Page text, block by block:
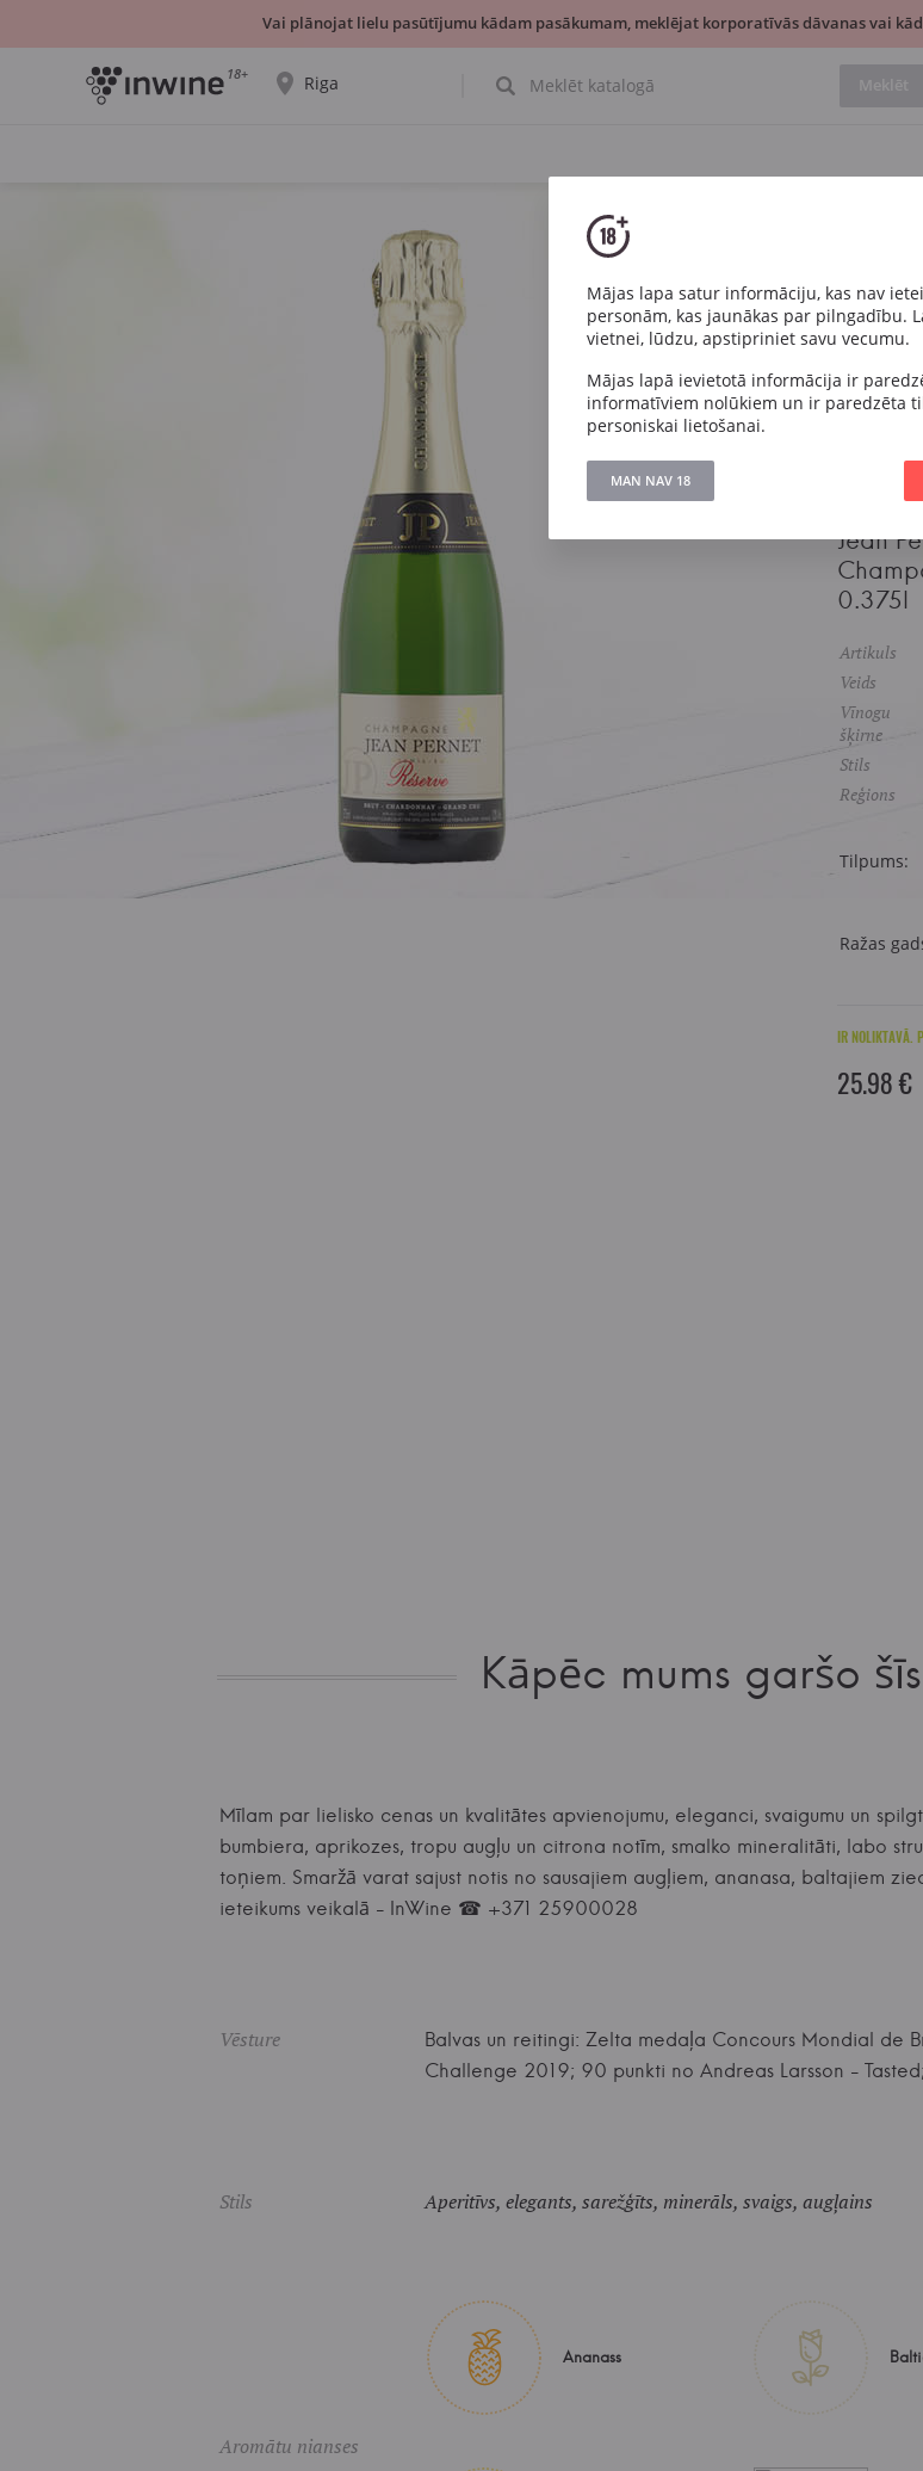
18+ Riga
Jean
Mesnil
Jean
0.375l
Artikuls
Veids
Vīnogu
šķirne
Stils
Reģions
Tilpums:
Ražas
IR NOLIKTAVĀ.
25.98 €
Kāpēc mums garšo
Mīlam par lielisko cenas un kvalitātes apvienojumu, eleganci, svaigumu un
bumbiera, aprikozes, tropu augļu un citrona notīm, smalko mineralitāti, labo
toņiem. Smaržā varat sajust notis no sausajiem augļiem, ananasa, baltajiem
ieteikums veikalā - InWine ☎ +371 25900028
Vēsture
Balvas un reitingi: Zelta medaļa Concours Mondial de
Challenge 2019; 90 punkti no Andreas Larsson -
Stils Aperitīvs, elegants, sarežģīts, minerāls, svaigs, augļains
Aromātu nianses
Ananass
Mājas lapa satur informāciju, kas nav
personām, kas jaunākas par pilngadību.
vietnei, lūdzu, apstipriniet savu vecumu.
Mājas lapā ievietotā informācija ir
informatīviem nolūkiem un ir paredzēta
personiskai lietošanai.
MAN NAV 18
Vai plānojat lielu pasūtījumu kādam pasākumam, meklējat korporatīvās dāvanas vai